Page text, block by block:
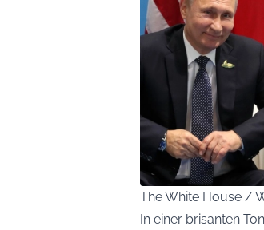
The White House /
In einer brisanten